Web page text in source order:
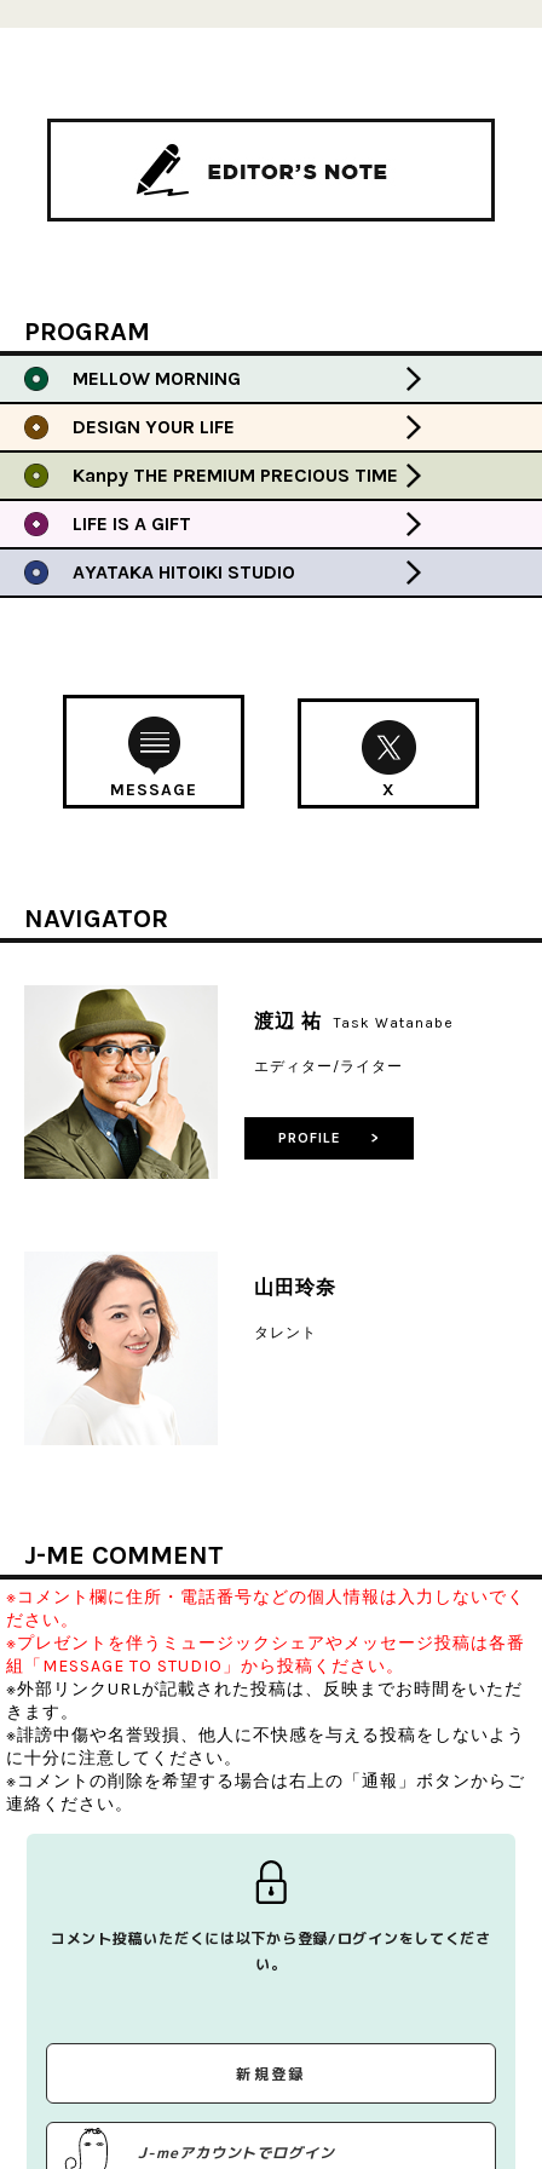
PROGRAM
MELLOW MORNING
DESIGN YOUR LIFE
Kanpy THE PREMIUM PRECIOUS TIME
LIFE IS A GIFT
AYATAKA HITOIKI STUDIO
MESSAGE X
NAVIGATOR
渡辺 祐 Task Watanabe
エディター/ライター
山田玲奈
タレント
PROFILE >
J-ME COMMENT
※コメント欄に住所・電話番号などの個人情報は入力しないでく
ださい。
※プレゼントを伴うミュージックシェアやメッセージ投稿は各番
組「MESSAGE TO STUDIO」から投稿ください。
※外部リンクURLが記載された投稿は、反映までお時間をいただ
きます。
※誹謗中傷や名誉毀損、他人に不快感を与える投稿をしないよう
に十分に注意してください。
※コメントの削除を希望する場合は右上の「通報」ボタンからご
連絡ください。
コメント投稿いただくには以下から登録/ログインをしてくださ
い。
新規登録
J-meアカウントでログイン